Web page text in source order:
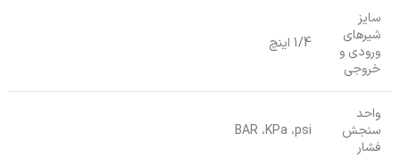
سایز
شیرهای
ورودی و
خروجی
1/4 اینچ
واحد
سنجش
فشار
BAR ،KPa ،psi